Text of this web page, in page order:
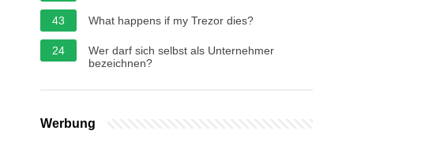
43 What happens if my Trezor dies?
24
Wer darf sich selbst als Unternehmer
bezeichnen?
Werbung